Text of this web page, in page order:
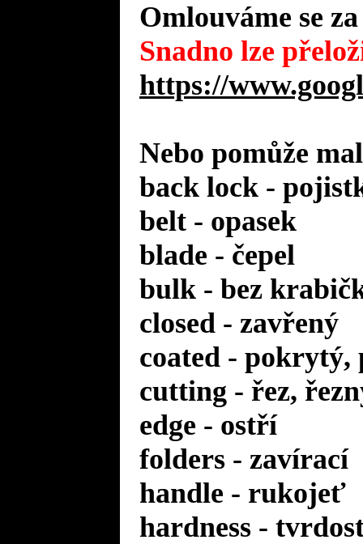
Omlouváme se
Snadno lze
https://
Nebo pomůže
back lock -
belt - opasek
blade - čepel
bulk - bez
closed - zavřený
coated - pokrytý,
cutting - řez,
edge - ostří
folders - zavírací
handle - rukojeť
hardness -